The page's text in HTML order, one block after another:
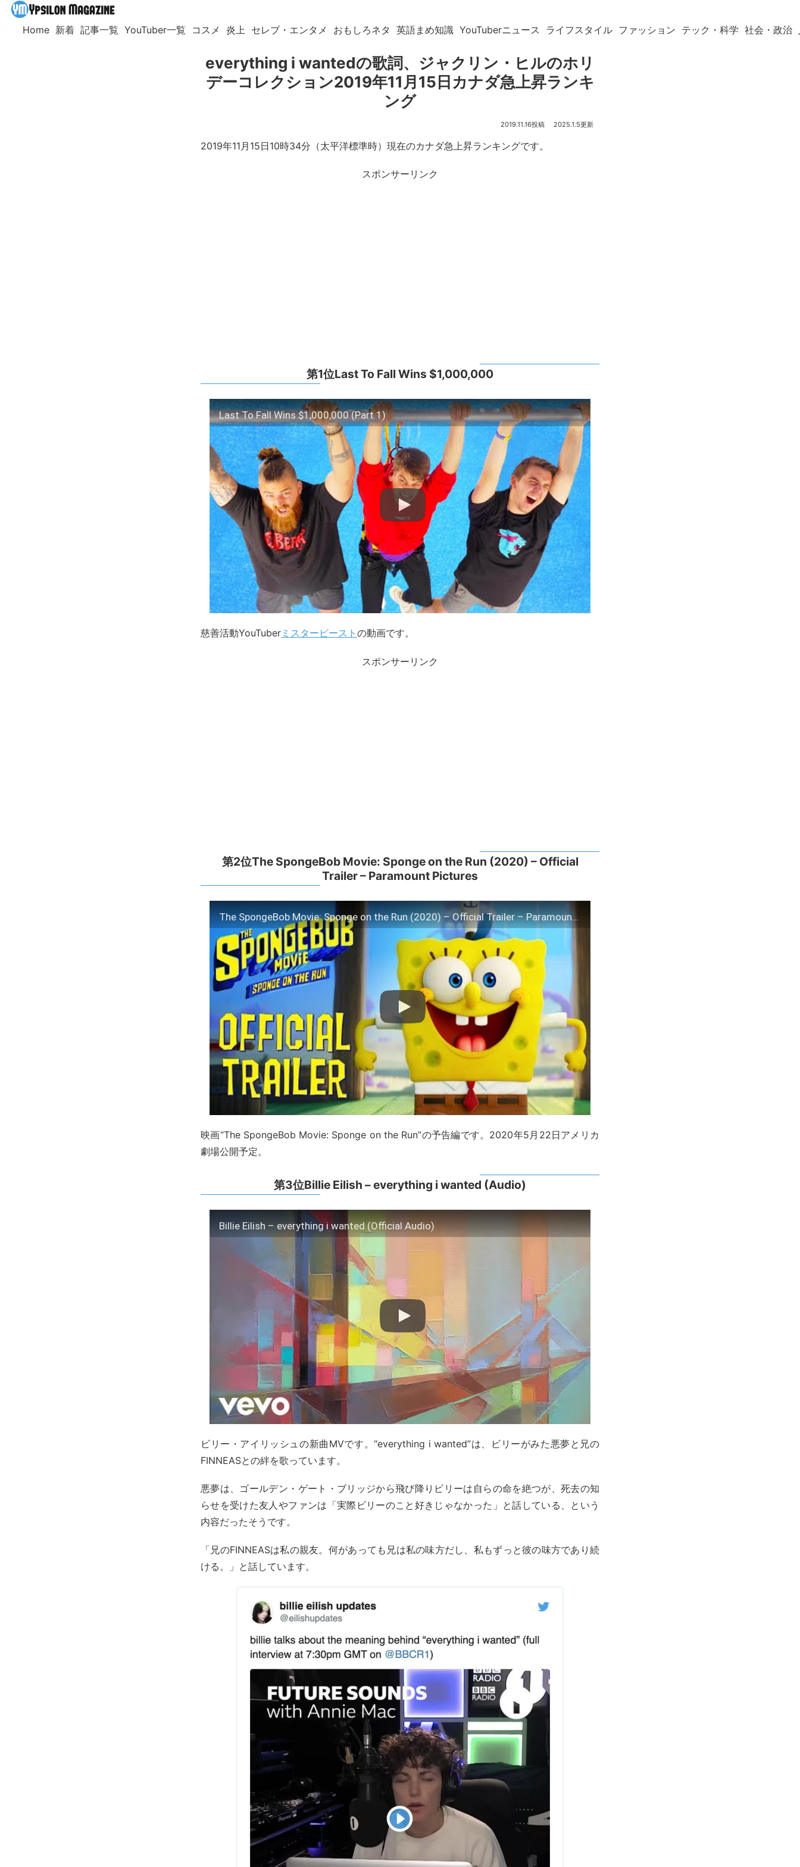
Home 新着 記事一覧 YouTuber一覧 コスメ 炎上 セレブ・エンタメ おもしろネタ 英語まめ知識 YouTuberニュース ライフスタイル ファッション テック・科学 社会・政治
everything i wantedの歌詞、ジャクリン・ヒルのホリ
デーコレクション2019年11月15日カナダ急上昇ランキ
ング
2019.11.16 2025.1.5
2019年11月15日10時34分（太平洋標準時）現在のカナダ急上昇ランキングです。
スポンサーリンク
第1位Last To Fall Wins $1,000,000
Last To Fall Wins $1,000,000 (Part 1)
慈善活動YouTuber ミスタービースト の動画です。
スポンサーリンク
第2位The SpongeBob Movie: Sponge on the Run (2020) – Official
Trailer – Paramount Pictures
The SpongeBob Movie: Sponge on the Run (2020) – Official Trailer – Paramount Pictures
映画“The SpongeBob Movie: Sponge on the Run”の予告編です。2020年5月22日アメリカ
劇場公開予定。
第3位Billie Eilish – everything i wanted (Audio)
Billie Eilish – everything i wanted (Official Audio)
ビリー・アイリッシュの新曲MVです。“everything i wanted”は、ビリーがみた悪夢と兄の
FINNEASとの絆を歌っています。
悪夢は、ゴールデン・ゲート・ブリッジから飛び降りビリーは自らの命を絶つが、死去の知
らせを受けた友人やファンは「実際ビリーのこと好きじゃなかった」と話している、という
内容だったそうです。
「兄のFINNEASは私の親友。何があっても兄は私の味方だし、私もずっと彼の味方であり続
ける。」と話しています。